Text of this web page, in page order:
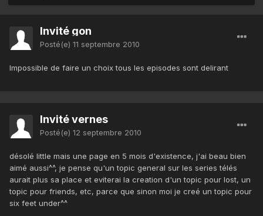
Invité gon
Posté(e) 11 septembre 2010
Impossible de faire un choix tous les episodes sont delirant
Invité vernes
Posté(e) 12 septembre 2010
désolé little mais une page en 5 mois d'existence, j'ai beau bien
aimé aussi^^, je pense qu'un topic general sur les series télés
aurait plus sa place et eviterai la creation d'un topic pour lost, un
topic pour friends, etc, parce que sinon moi je creé un topic pour
six feet under^^